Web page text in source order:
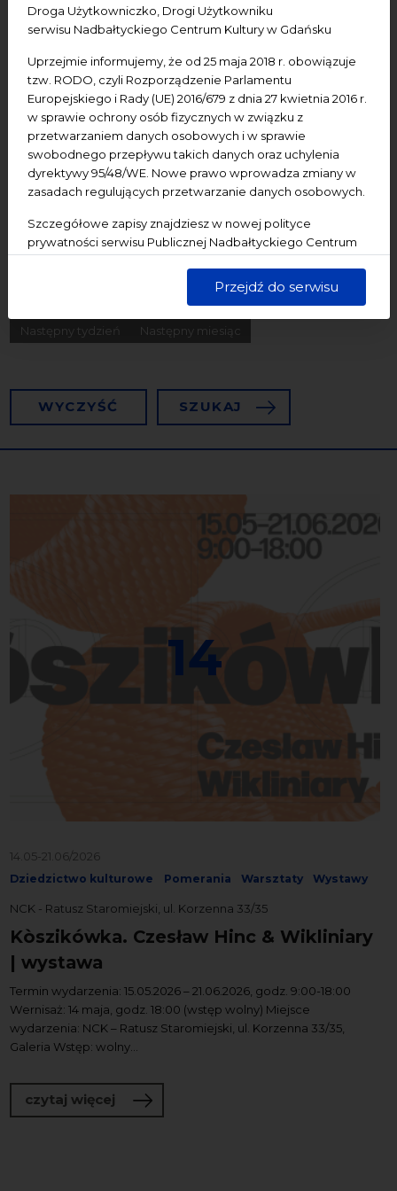
Droga Użytkowniczko, Drogi Użytkowniku
serwisu Nadbałtyckiego Centrum Kultury w Gdańsku
Uprzejmie informujemy, że od 25 maja 2018 r. obowiązuje
tzw. RODO, czyli Rozporządzenie Parlamentu
Europejskiego i Rady (UE) 2016/679 z dnia 27 kwietnia 2016 r.
w sprawie ochrony osób fizycznych w związku z
przetwarzaniem danych osobowych i w sprawie
swobodnego przepływu takich danych oraz uchylenia
dyrektywy 95/48/WE. Nowe prawo wprowadza zmiany w
zasadach regulujących przetwarzanie danych osobowych.
Szczegółowe zapisy znajdziesz w nowej polityce
prywatności serwisu Publicznej Nadbałtyckiego Centrum
dane są przetwarzane w sposób bezpieczny, z należytą
starannością i zgodnie z obowiązującymi przepisami.
Przejdź do serwisu
Konferencje
Literatura Online
oprowadzanie
Warsztaty
wydarzenia bezpłatne
wydarzenia płatne
wydarzenie dostępne
Wydarzenie zewnętrzne
Wykład
Spotkania
Koncerty Wystawy Edukacja
Data początkowa
Data końcowa
Jutro
Następny tydzień Następny miesiąc
WYCZYŚĆ SZUKAJ
14
14.05-21.06/2026
Dziedzictwo kulturowe Pomerania Warsztaty Wystawy
NCK - Ratusz Staromiejski, ul. Korzenna 33/35
Kòszikówka. Czesław Hinc & Wikliniary
| wystawa
Termin wydarzenia: 15.05.2026 – 21.06.2026, godz. 9:00-18:00
Wernisaż: 14 maja, godz. 18:00 (wstęp wolny) Miejsce
wydarzenia: NCK – Ratusz Staromiejski, ul. Korzenna 33/35,
Galeria Wstęp: wolny...
czytaj więcej o Kòszikówka. Czesław Hinc &